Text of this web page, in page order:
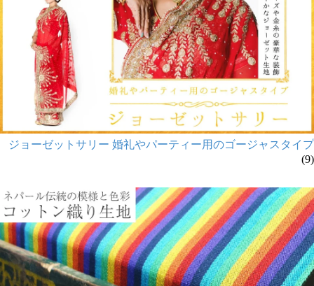
ジョーゼットサリー 婚礼やパーティー用のゴージャスタイプ
(9)